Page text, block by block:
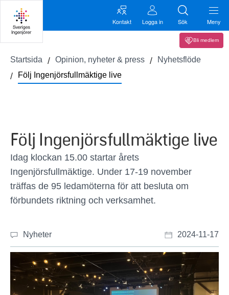
Kontakt Logga in Sök Meny
Bli medlem
Startsida Opinion, nyheter & press
Nyhetsflöde
Följ Ingenjörsfullmäktige live
Följ Ingenjörsfullmäktige live
Idag klockan 15.00 startar årets
Ingenjörsfullmäktige. Under 17-19 november
träffas de 95 ledamöterna för att besluta om
förbundets riktning och verksamhet.
Nyheter 2024-11-17